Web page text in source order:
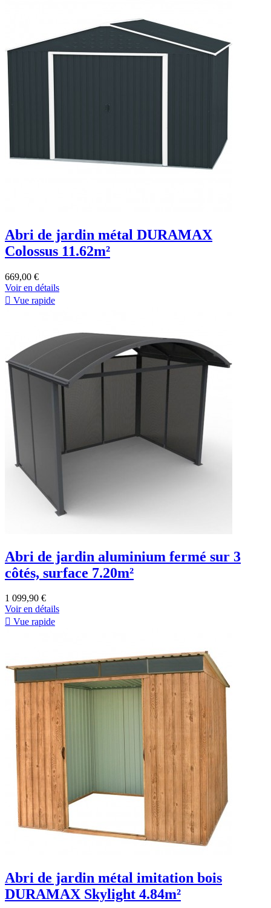
Abri de jardin métal DURAMAX
Colossus 11.62m²
669,00 €
Voir en détails
 Vue rapide
Abri de jardin aluminium fermé sur 3
côtés, surface 7.20m²
1 099,90 €
Voir en détails
 Vue rapide
Abri de jardin métal imitation bois
DURAMAX Skylight 4.84m²